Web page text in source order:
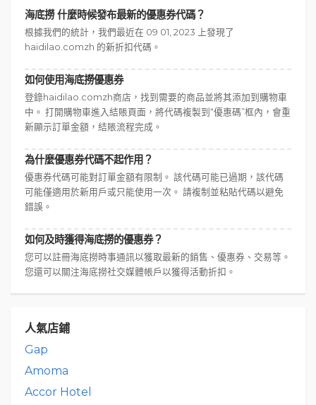
海底撈 什麼時候發布最新的優惠券代碼？
根據我們的統計，我們最近在 09 01, 2023 上發現了
haidilao.comzh 的新折扣代碼。
如何使用海底撈優惠券
登錄haidilao.comzh商店，找到需要的商品並將其添加到購物車
中。 打開購物車進入結賬頁面，將代碼複製到“優惠碼”框內，會重
新顯示訂單金額，結賬流程完成。
為什麼優惠券代碼不起作用？
優惠券代碼可能對訂單金額有限制。 該代碼可能已過期，該代碼
可能僅適用於新用戶或只能使用一次。 請複制並粘貼代碼以避免
錯誤。
如何及時獲得海底撈的優惠券？
您可以註冊海底撈時事通訊以獲取最新的銷售、優惠券、交易等。
您還可以關注海底撈社交媒體帳戶以獲得活動折扣。
人氣店鋪
Gap
Amoma
Accor Hotel